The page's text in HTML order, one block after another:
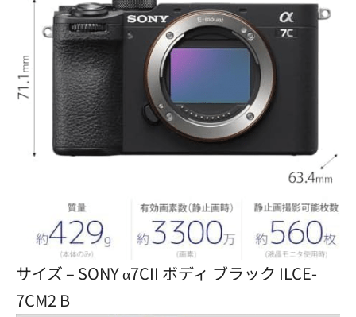
サイズ – SONY α7CII ボディ ブラック ILCE-
7CM2 B